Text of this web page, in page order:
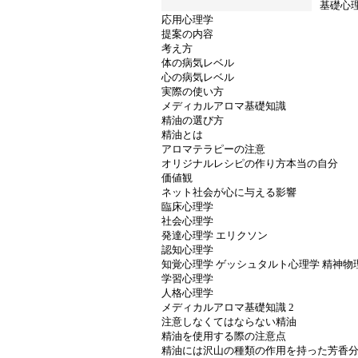
基礎心
応用心理学
提案の内容
考え方
体の病気レベル
心の病気レベル
実際の使い方
メディカルアロマ基礎知識
精油の選び方
精油とは
アロマテラピーの注意
オリジナルレシピの作り方本当の自分
価値観
ネット社会が心に与える影響
臨床心理学
社会心理学
発達心理学 エリクソン
認知心理学
知覚心理学 ゲッシュタルト心理学 精神物
学習心理学
人格心理学
メディカルアロマ基礎知識 2
注意しなくてはならない精油
精油を使用する際の注意点
精油には沢山の種類の作用を持った芳香